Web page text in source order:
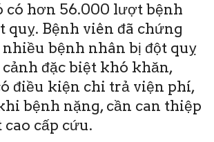
có hơn 56.000 lượt bệnh
quỵ. Bệnh viên đã chứng
bệnh nhân bị đột quỵ
cảnh đặc biệt khó khăn,
điều kiện chi trả viện phí,
bệnh nặng, cần can thiệp
cấp cứu.